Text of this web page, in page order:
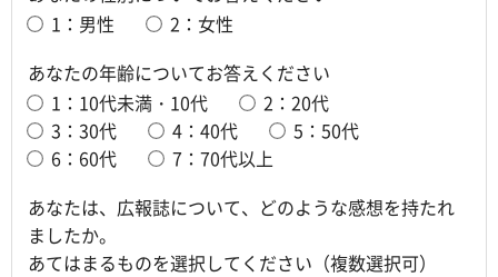
1：男性
2：女性
あなたの年齢についてお答えください
1：10代未満・10代
2：20代
3：30代
4：40代
5：50代
6：60代
7：70代以上
あなたは、広報誌について、どのような感想を持たれ
ましたか。
あてはまるものを選択してください（複数選択可）